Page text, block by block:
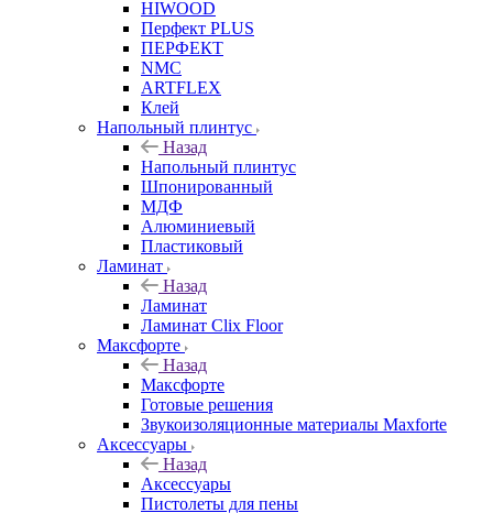
HIWOOD
Перфект PLUS
ПЕРФЕКТ
NMC
ARTFLEX
Клей
Напольный плинтус
Назад
Напольный плинтус
Шпонированный
МДФ
Алюминиевый
Пластиковый
Ламинат
Назад
Ламинат
Ламинат Clix Floor
Максфорте
Назад
Максфорте
Готовые решения
Звукоизоляционные материалы Maxforte
Аксессуары
Назад
Аксессуары
Пистолеты для пены